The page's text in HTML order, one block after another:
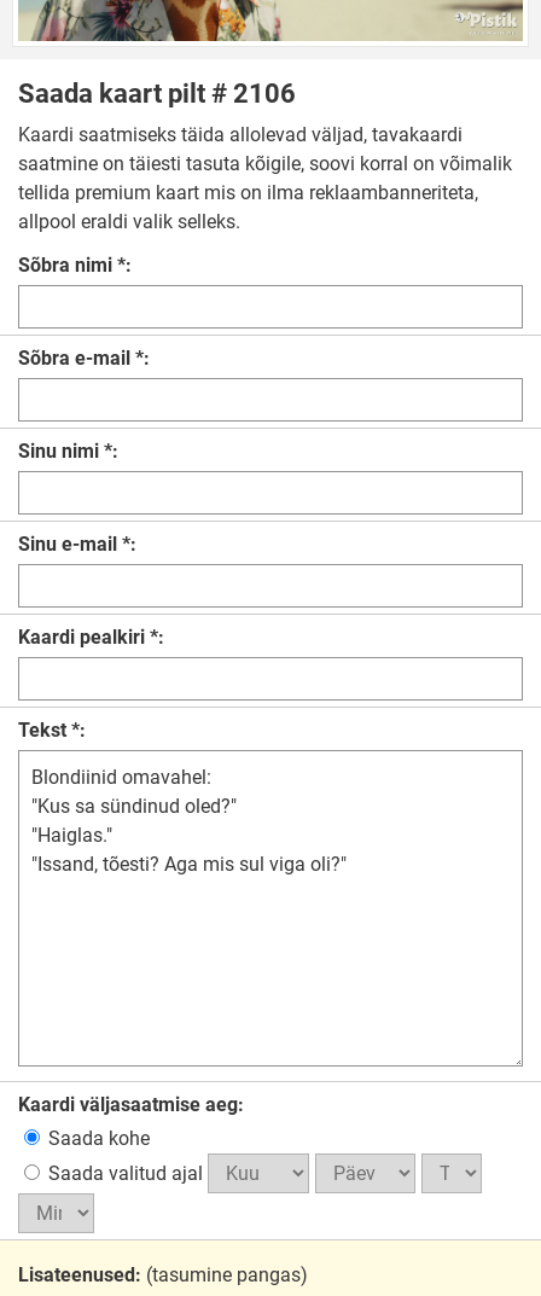
Saada kaart pilt # 2106
Kaardi saatmiseks täida allolevad väljad, tavakaardi
saatmine on täiesti tasuta kõigile, soovi korral on võimalik
tellida premium kaart mis on ilma reklaambanneriteta,
allpool eraldi valik selleks.
Sõbra nimi *:
Sõbra e-mail *:
Sinu nimi *:
Sinu e-mail *:
Kaardi pealkiri *:
Tekst *:
Kaardi väljasaatmise aeg:
Saada kohe
Saada valitud ajal
Lisateenused: (tasumine pangas)